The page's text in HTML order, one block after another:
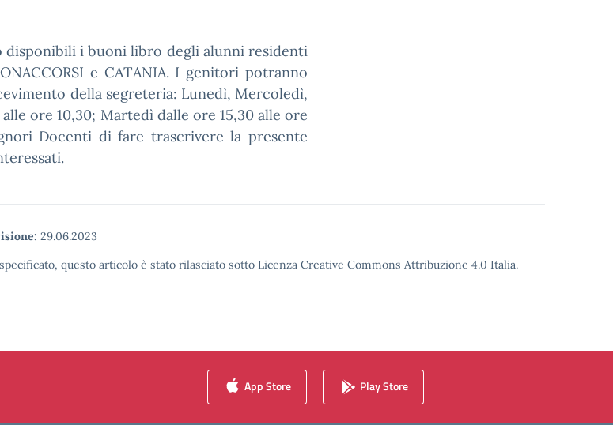
disponibili i buoni libro degli alunni residenti
e CATANIA. I genitori potranno
della segreteria: Lunedì, Mercoledì,
ore 10,30; Martedì dalle ore 15,30 alle ore
Docenti di fare trascrivere la presente
29.06.2023
questo articolo è stato rilasciato sotto Licenza Creative Commons Attribuzione 4.0 Italia.
App Store Play Store